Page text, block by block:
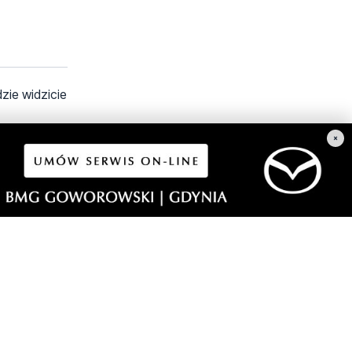
widzicie
×